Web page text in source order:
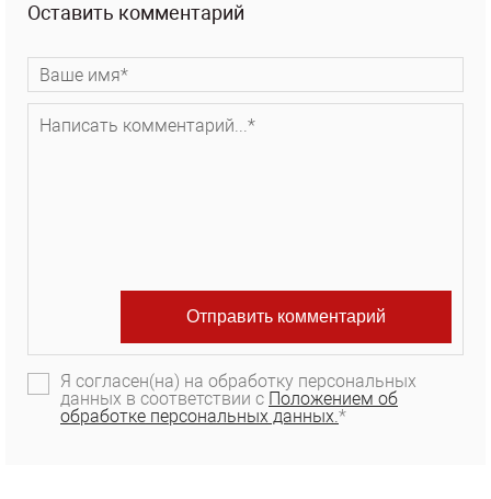
Оставить комментарий
Я согласен(на) на обработку персональных
данных в соответствии с Положением об
обработке персональных данных.*